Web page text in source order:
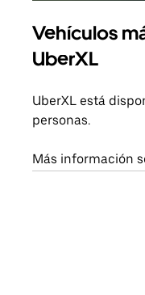
Vehículos
UberXL
UberXL está
personas.
Más información